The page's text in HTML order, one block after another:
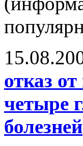
отказ
четыре
болезней